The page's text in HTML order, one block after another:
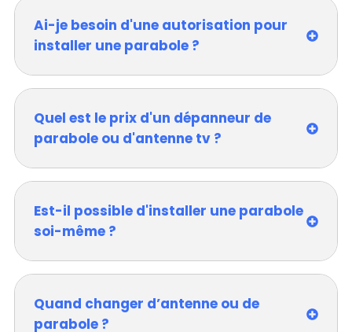
Ai-je besoin d'une autorisation pour
installer une parabole ?
Quel est le prix d'un dépanneur de
parabole ou d'antenne tv ?
Est-il possible d'installer une parabole
soi-même ?
Quand changer d’antenne ou de
parabole ?